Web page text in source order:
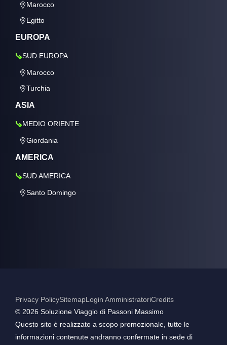
Marocco
Egitto
EUROPA
SUD EUROPA
Marocco
Turchia
ASIA
MEDIO ORIENTE
Giordania
AMERICA
SUD AMERICA
Santo Domingo
Privacy PolicySitemapLogin AmministratoriCredits
©️ 2026 Soluzione Viaggio di Passoni Massimo
Questo sito è realizzato a scopo promozionale, tutte le
informazioni contenute andranno confermate in sede di